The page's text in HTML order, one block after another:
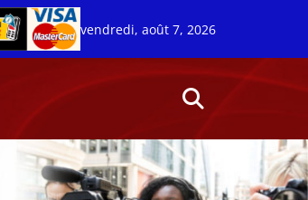
vendredi, août 7, 2026